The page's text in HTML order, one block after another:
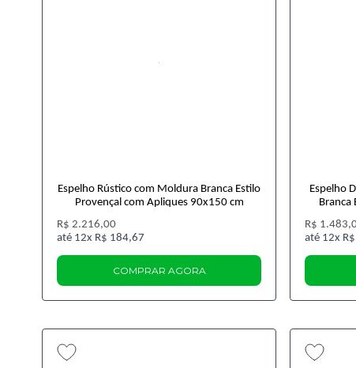
Espelho Rústico com Moldura Branca Estilo
Provençal com Apliques 90x150 cm
R$ 2.216,00
12x R$ 184,67
COMPRAR AGORA
Espelho
Branca
R$
12x